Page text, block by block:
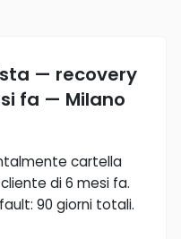
— recovery
fa — Milano
cartella
di 6 mesi fa.
90 giorni totali.